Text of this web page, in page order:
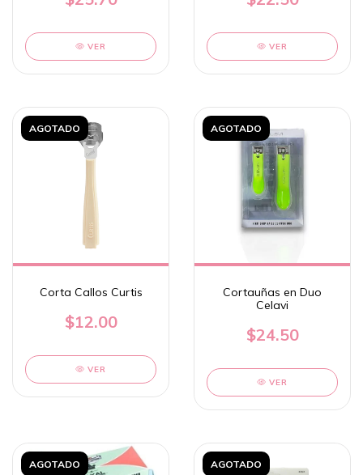
VER VER
AGOTADO
Corta Callos Curtis
$12.00
VER
AGOTADO
Cortauñas en Duo
Celavi
$24.50
VER
AGOTADO AGOTADO